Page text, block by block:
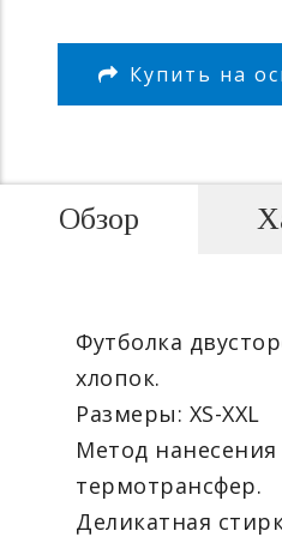
Купить на
Обзор
Футболка
хлопок.
Размеры: XS-XXL
Метод
термотрансфер.
Деликатная